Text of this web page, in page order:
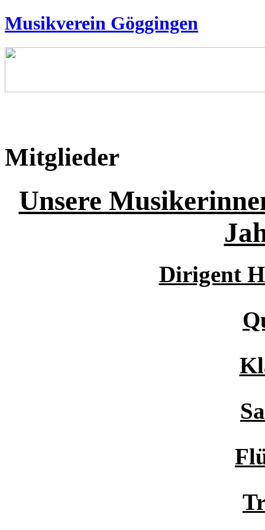
Musikverein Göggingen
Mitglieder
Unsere
Dirigent